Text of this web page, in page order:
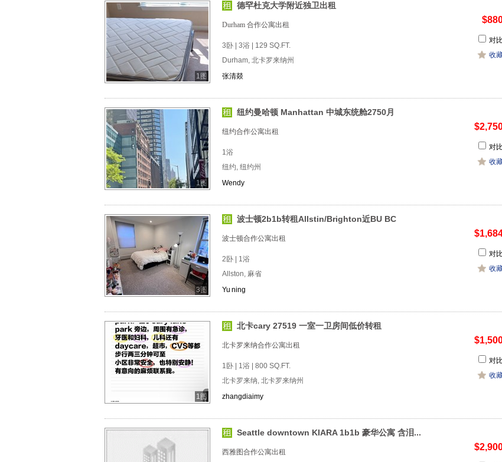
1图
德罕杜克大学附近独卫出租
Durham 合作公寓出租
3卧 | 3浴 | 129 SQ.FT.
Durham, 北卡罗来纳州
张清燚
对
收
1图
纽约曼哈顿 Manhattan 中城东统舱2750月
纽约合作公寓出租
1浴
纽约, 纽约州
Wendy
对
收
3图
波士顿2b1b转租Allstin/Brighton近BU BC
波士顿合作公寓出租
2卧 | 1浴
Allston, 麻省
Yu ning
对
收
1图
北卡cary 27519 一室一卫房间低价转租
北卡罗来纳合作公寓出租
1卧 | 1浴 | 800 SQ.FT.
北卡罗来纳, 北卡罗来纳州
zhangdiaimy
对
收
Seattle downtown KIARA 1b1b 豪华公寓 含泪...
西雅图合作公寓出租